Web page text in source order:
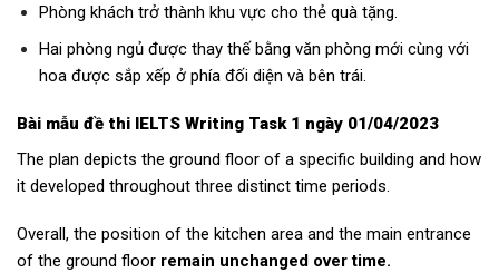
Phòng khách trở thành khu vực cho thẻ quà tặng.
Hai phòng ngủ được thay thế bằng văn phòng mới cùng với
hoa được sắp xếp ở phía đối diện và bên trái.
Bài mẫu đề thi IELTS Writing Task 1 ngày 01/04/2023
The plan depicts the ground floor of a specific building and how
it developed throughout three distinct time periods.
Overall, the position of the kitchen area and the main entrance
of the ground floor remain unchanged over time.